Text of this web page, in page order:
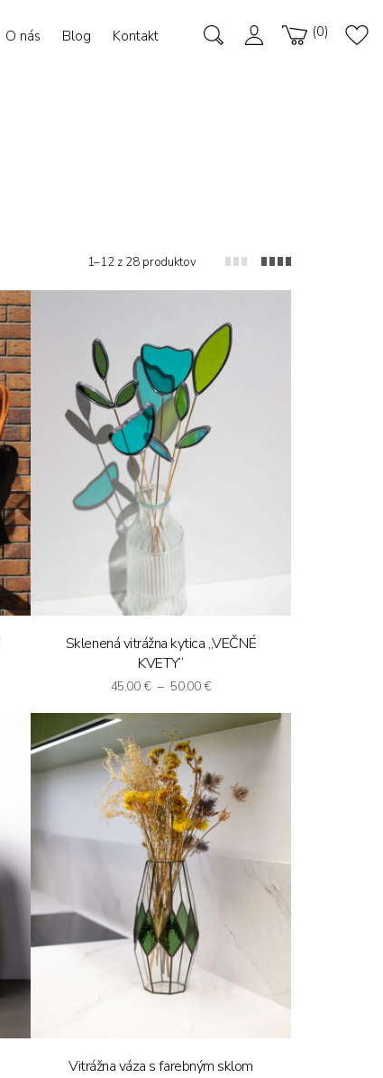
O nás Blog Kontakt 0
1–12 z 28 produktov
Sklenená vitrážna kytica „VEČNÉ
KVETY“
45,00€ – 50,00€
45,00 €
through
50,00 €
Vitrážna váza s farebným sklom